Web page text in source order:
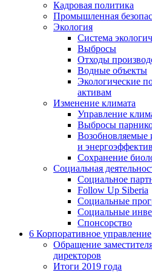
Кадровая политика
Промышленная
Экология
Система
Выбросы
Отходы
Водные объекты
Экологические
активам
Изменение климата
Управление
Выбросы
Возобновляемые
и
Сохранение
Социальная
Социальное
Follow Up Siberia
Социальные
Социальные
Спонсорство
6 Корпоративное управление
Обращение
директоров
Итоги 2019 года